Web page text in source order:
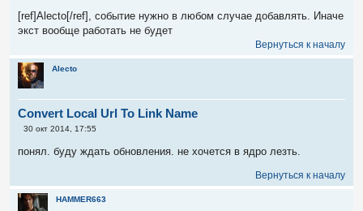
б
щ
и
е
[ref]Alecto[/ref], событие нужно в любом случае добавлять. Иначе
экст вообще работать не будет
Вернуться к началу
Alecto
Convert Local Url To Link Name
С
б
н
и
е
30 окт 2014, 17:55
понял. буду ждать обновления. не хочется в ядро лезть.
Вернуться к началу
HAMMER663